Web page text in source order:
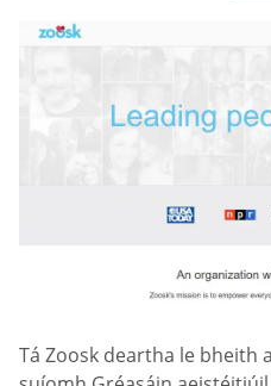
Tá Zoosk deartha le bheith